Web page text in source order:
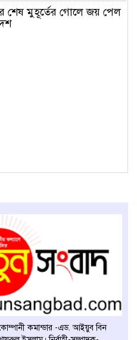
শেষ মুহূর্তের গোলে জয় পেল
কমান্ডার -এড. আইয়ুব বিন